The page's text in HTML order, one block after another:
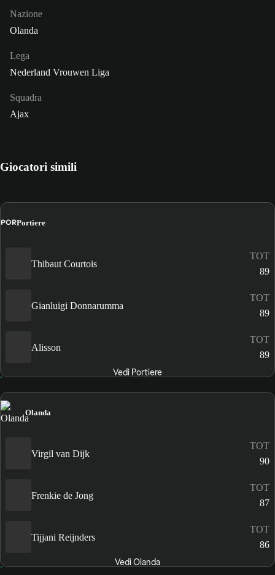
Nazione
Olanda
Lega
Nederland Vrouwen Liga
Squadra
Ajax
Giocatori simili
PORPortiere
Thibaut Courtois
TOT
89
Gianluigi Donnarumma
TOT
89
Alisson
TOT
89
Vedi Portiere
Olanda
Virgil van Dijk
TOT
90
Frenkie de Jong
TOT
87
Tijjani Reijnders
TOT
86
Vedi Olanda